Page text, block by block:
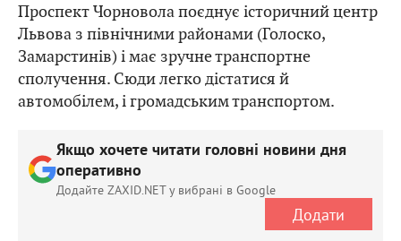
Проспект Чорновола поєднує історичний центр
Львова з північними районами (Голоско,
Замарстинів) і має зручне транспортне
сполучення. Сюди легко дістатися й
автомобілем, і громадським транспортом.
Якщо хочете читати головні новини дня
оперативно
Додайте ZAXID.NET у вибрані в Google
Додати